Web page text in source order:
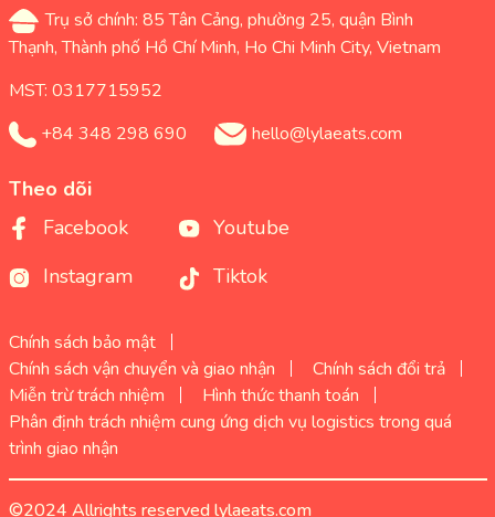
Trụ sở chính: 85 Tân Cảng, phường 25, quận Bình
Thạnh, Thành phố Hồ Chí Minh, Ho Chi Minh City, Vietnam
MST: 0317715952
+84 348 298 690
hello@lylaeats.com
Theo dõi
Facebook
Youtube
Instagram
Tiktok
Chính sách bảo mật
Chính sách vận chuyển và giao nhận
Chính sách đổi trả
Miễn trừ trách nhiệm
Hình thức thanh toán
Phân định trách nhiệm cung ứng dịch vụ logistics trong quá
trình giao nhận
©2024 Allrights reserved lylaeats.com